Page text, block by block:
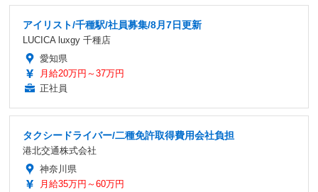
アイリスト/千種駅/社員募集/8月7日更新
LUCICA luxgy 千種店
愛知県
月給20万円～37万円
正社員
タクシードライバー/二種免許取得費用会社負担
港北交通株式会社
神奈川県
月給35万円～60万円